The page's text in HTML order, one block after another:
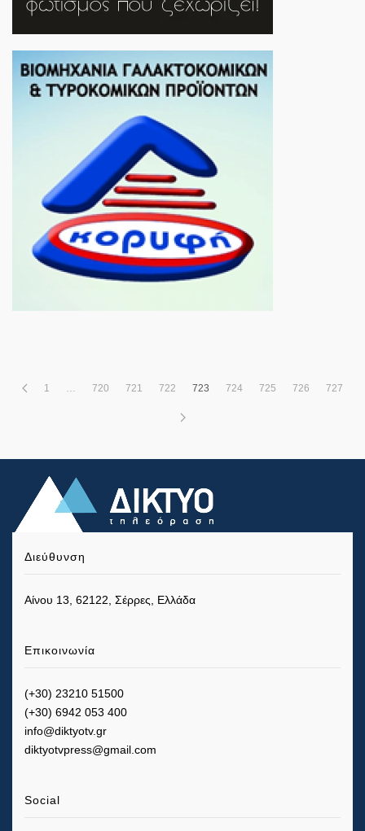
1 720 721 722 723 724 725 726 727
Διεύθυνση
Αίνου 13, 62122, Σέρρες, Ελλάδα
Επικοινωνία
(+30) 23210 51500
(+30) 6942 053 400
info@diktyotv.gr
diktyotvpress@gmail.com
Social